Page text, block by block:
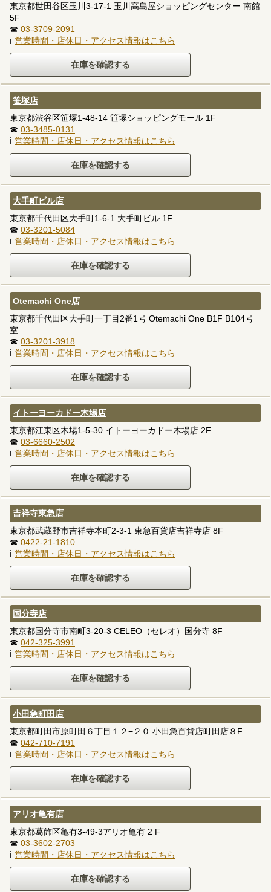
東京都世田谷区玉川3-17-1 玉川高島屋ショッピングセンター 南館
5F
☎ 03-3709-2091
ℹ 営業時間・店休日・アクセス情報はこちら
笹塚店
東京都渋谷区笹塚1-48-14 笹塚ショッピングモール 1F
☎ 03-3485-0131
ℹ 営業時間・店休日・アクセス情報はこちら
大手町ビル店
東京都千代田区大手町1-6-1 大手町ビル 1F
☎ 03-3201-5084
ℹ 営業時間・店休日・アクセス情報はこちら
Otemachi One店
東京都千代田区大手町一丁目2番1号 Otemachi One B1F B104号
室
☎ 03-3201-3918
ℹ 営業時間・店休日・アクセス情報はこちら
イトーヨーカドー木場店
東京都江東区木場1-5-30 イトーヨーカドー木場店 2F
☎ 03-6660-2502
ℹ 営業時間・店休日・アクセス情報はこちら
吉祥寺東急店
東京都武蔵野市吉祥寺本町2-3-1 東急百貨店吉祥寺店 8F
☎ 0422-21-1810
ℹ 営業時間・店休日・アクセス情報はこちら
国分寺店
東京都国分寺市南町3-20-3 CELEO（セレオ）国分寺 8F
☎ 042-325-3991
ℹ 営業時間・店休日・アクセス情報はこちら
小田急町田店
東京都町田市原町田６丁目１２−２０ 小田急百貨店町田店８F
☎ 042-710-7191
ℹ 営業時間・店休日・アクセス情報はこちら
アリオ亀有店
東京都葛飾区亀有3-49-3アリオ亀有 2 F
☎ 03-3602-2703
ℹ 営業時間・店休日・アクセス情報はこちら